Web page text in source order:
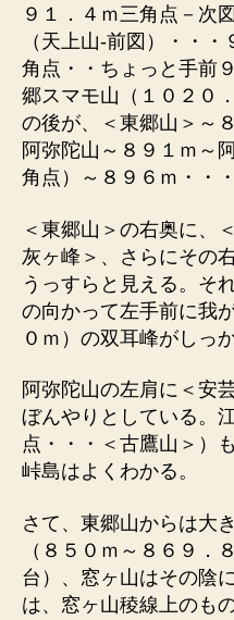
９１．４ｍ三角点－次
（天上山-前図）・・
角点・・ちょっと手前
郷スマモ山（１０２０
の後が、＜東郷山＞～
阿弥陀山～８９１ｍ～
角点）～８９６ｍ・・
＜東郷山＞の右奥に、
灰ヶ峰＞、さらにその
うっすらと見える。そ
の向かって左手前に我
０ｍ）の双耳峰がしっ
阿弥陀山の左肩に＜安
ぼんやりとしている。
点・・・＜古鷹山＞）
峠島はよくわかる。
さて、東郷山からは大
（８５０ｍ～８６９．
台）、窓ヶ山はその陰
は、窓ヶ山稜線上のもの